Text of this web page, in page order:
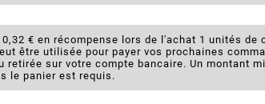
€ en récompense lors de l'achat 1 unités de
être utilisée pour payer vos prochaines
retirée sur votre compte bancaire. Un montant
le panier est requis.